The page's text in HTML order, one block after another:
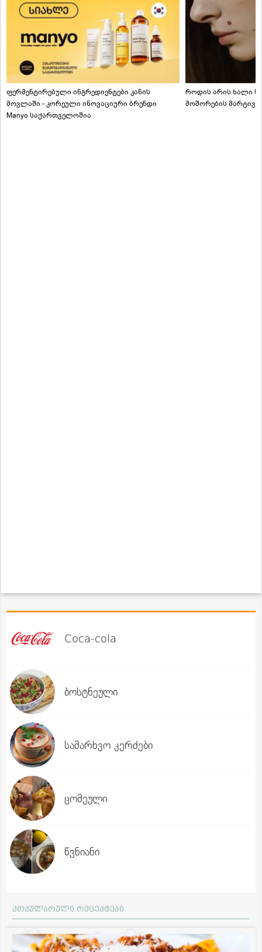
ფერმენტირებული ინგრედიენტები კანის
მოვლაში - კორეული ინოვაციური ბრენდი
Manyo საქართველოშია
როდის არის ხალი
მოშორების
Coca-cola
ბოსტნეული
სამარხვო კერძები
ცომეული
წვნიანი
პოპულარული რეცეპტები